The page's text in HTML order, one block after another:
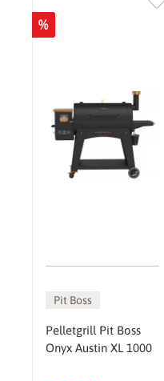
%
Pit Boss
Pelletgrill Pit Boss
Onyx Austin XL 1000